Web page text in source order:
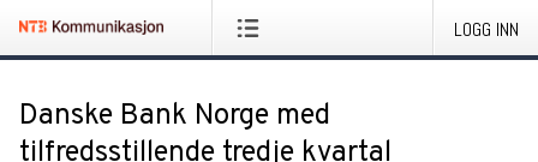
LOGG INN
Danske Bank Norge med
tilfredsstillende tredje kvartal